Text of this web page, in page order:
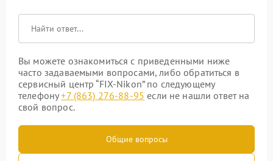
Вы можете ознакомиться с приведенными ниже
часто задаваемыми вопросами, либо обратиться в
сервисный центр “FIX-Nikon” по следующему
телефону+7 (863) 276-88-95 если не нашли ответ на
свой вопрос.
Общие вопросы